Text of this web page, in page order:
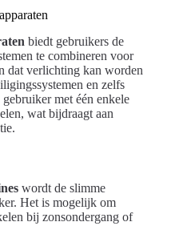
biedt gebruikers de
te combineren voor
dat verlichting kan worden
en zelfs
met één enkele
wat bijdraagt aan
wordt de slimme
Het is mogelijk om
bij zonsondergang of